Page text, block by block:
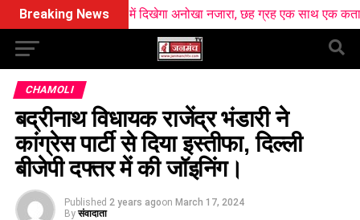
Breaking News
में दिखेगा अनोखा नजारा, छह ग्रह एक साथ एक कतार में आएंगे नजर
CHAMOLI
बद्रीनाथ विधायक राजेंद्र भंडारी ने
कांग्रेस पार्टी से दिया इस्तीफा, दिल्ली
बीजेपी दफ्तर में की जॉइनिंग।
Published 2 years agoon March 17, 2024
By संवादाता